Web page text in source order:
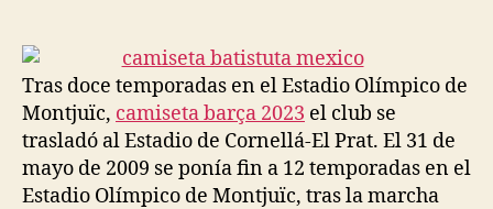
entrada
entrada
Tras doce temporadas en el Estadio Olímpico de
Montjuïc, camiseta barça 2023 el club se
trasladó al Estadio de Cornellá-El Prat. El 31 de
mayo de 2009 se ponía fin a 12 temporadas en el
Estadio Olímpico de Montjuïc, tras la marcha